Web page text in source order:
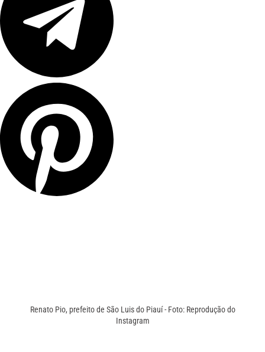
Renato Pio, prefeito de São Luis do Piauí - Foto: Reprodução do
Instagram